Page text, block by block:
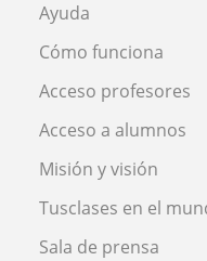
Ayuda
Cómo funciona
Acceso profesores
Acceso a alumnos
Misión y visión
Tusclases en el
Sala de prensa